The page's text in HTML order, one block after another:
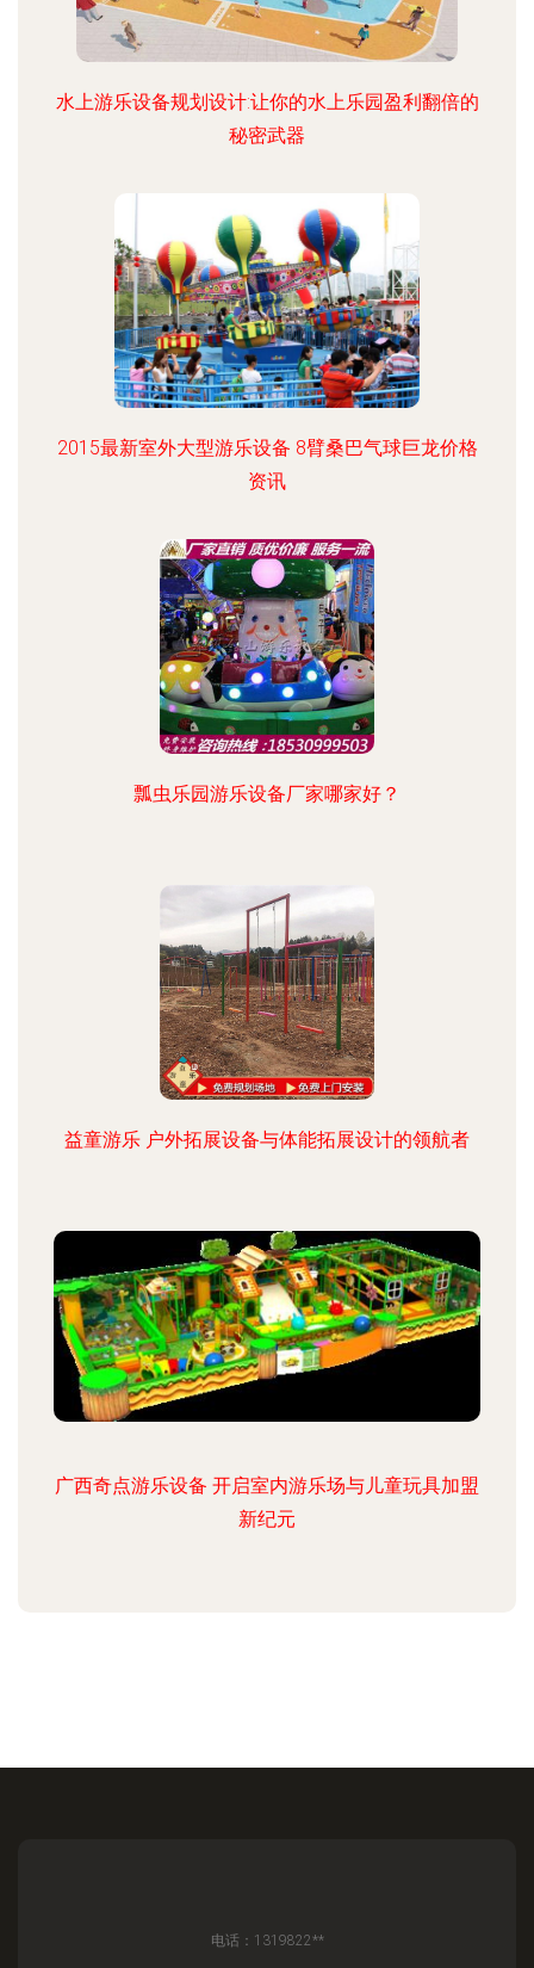
水上游乐设备规划设计:让你的水上乐园盈利翻倍的
秘密武器
2015最新室外大型游乐设备 8臂桑巴气球巨龙价格
资讯
瓢虫乐园游乐设备厂家哪家好？
益童游乐 户外拓展设备与体能拓展设计的领航者
广西奇点游乐设备 开启室内游乐场与儿童玩具加盟
新纪元
电话：1319822**